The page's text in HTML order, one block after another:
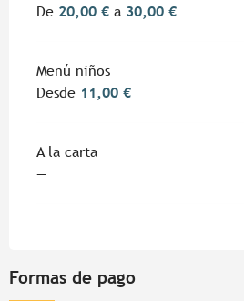
De 20,00 € a 30,00 €
Menú niños
Desde 11,00 €
A la carta
—
Formas de pago